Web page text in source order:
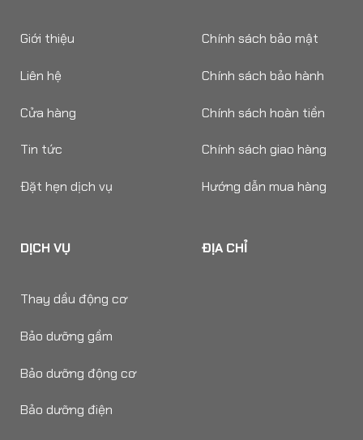
Giới thiệu
Liên hệ
Cửa hàng
Tin tức
Đặt hẹn dịch vụ
Chính sách bảo mật
Chính sách bảo hành
Chính sách hoàn tiền
Chính sách giao hàng
Hướng dẫn mua hàng
DỊCH VỤ
Thay dầu động cơ
Bảo dưỡng gầm
Bảo dưỡng động cơ
Bảo dưỡng điện
ĐỊA CHỈ